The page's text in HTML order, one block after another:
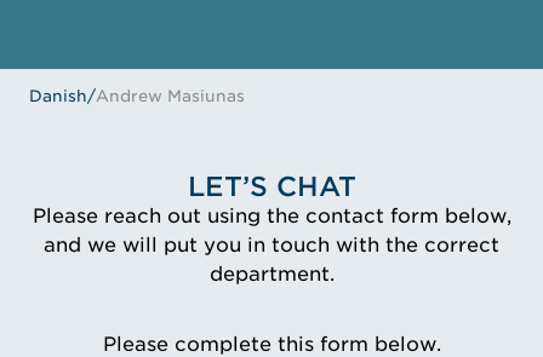
Danish/Andrew Masiunas
LET’S CHAT
Please reach out using the contact form below,
and we will put you in touch with the correct
department.
Please complete this form below.